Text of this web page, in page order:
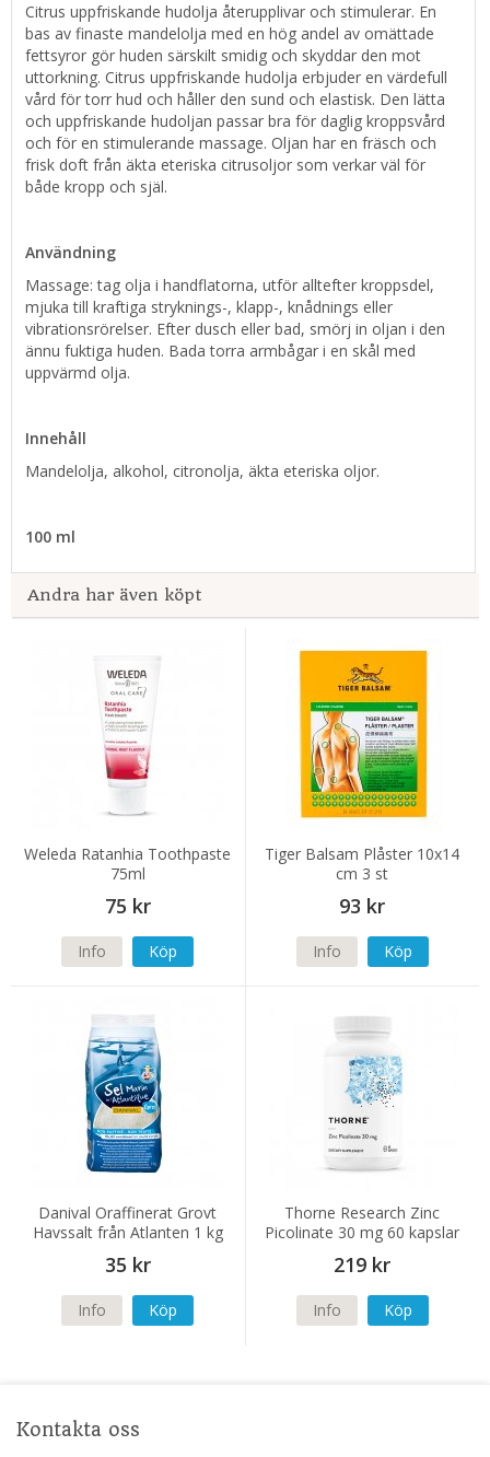
Citrus uppfriskande hudolja återupplivar och stimulerar. En
bas av finaste mandelolja med en hög andel av omättade
fettsyror gör huden särskilt smidig och skyddar den mot
uttorkning. Citrus uppfriskande hudolja erbjuder en värdefull
vård för torr hud och håller den sund och elastisk. Den lätta
och uppfriskande hudoljan passar bra för daglig kroppsvård
och för en stimulerande massage. Oljan har en fräsch och
frisk doft från äkta eteriska citrusoljor som verkar väl för
både kropp och själ.
Användning
Massage: tag olja i handflatorna, utför alltefter kroppsdel,
mjuka till kraftiga stryknings-, klapp-, knådnings eller
vibrationsrörelser. Efter dusch eller bad, smörj in oljan i den
ännu fuktiga huden. Bada torra armbågar i en skål med
uppvärmd olja.
Innehåll
Mandelolja, alkohol, citronolja, äkta eteriska oljor.
100 ml
Andra har även köpt
Weleda Ratanhia Toothpaste
75ml
75 kr
Info Köp
Tiger Balsam Plåster 10x14
cm 3 st
93 kr
Info Köp
Danival Oraffinerat Grovt
Havssalt från Atlanten 1 kg
35 kr
Info Köp
Thorne Research Zinc
Picolinate 30 mg 60 kapslar
219 kr
Info Köp
Kontakta oss